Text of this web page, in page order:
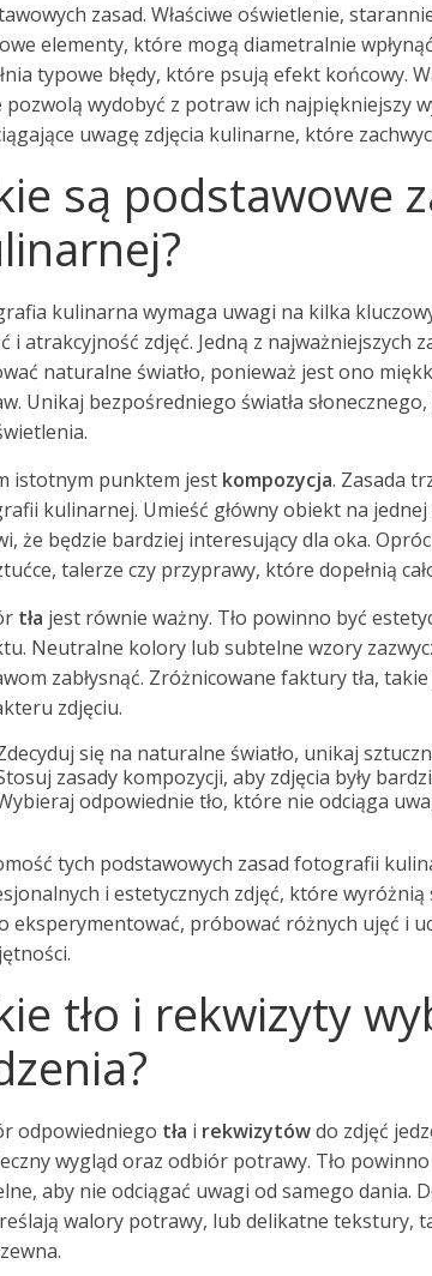
zasad. Właściwe oświetlenie,
elementy, które mogą diametralnie
typowe błędy, które psują efekt końcowy.
wydobyć z potraw ich najpiękniejszy
uwagę zdjęcia kulinarne, które
są podstawowe
kulinarna wymaga uwagi na kilka
i atrakcyjność zdjęć. Jedną z najważniejszych
naturalne światło, ponieważ jest ono
Unikaj bezpośredniego światła
istotnym punktem jest kompozycja. Zasada
kulinarnej. Umieść główny obiekt na
że będzie bardziej interesujący dla oka.
talerze czy przyprawy, które dopełnią
tła jest równie ważny. Tło powinno być
Neutralne kolory lub subtelne wzory
zabłysnąć. Zróżnicowane faktury tła,
zdjęciu.
się na naturalne światło, unikaj
zasady kompozycji, aby zdjęcia były
odpowiednie tło, które nie odciąga
tych podstawowych zasad fotografii
i estetycznych zdjęć, które wyróżnią
eksperymentować, próbować różnych ujęć i
tło i rekwizyty
odpowiedniego tła i rekwizytówdo zdjęć
wygląd oraz odbiór potrawy. Tło
aby nie odciągać uwagi od samego dania.
walory potrawy, lub delikatne tekstury,